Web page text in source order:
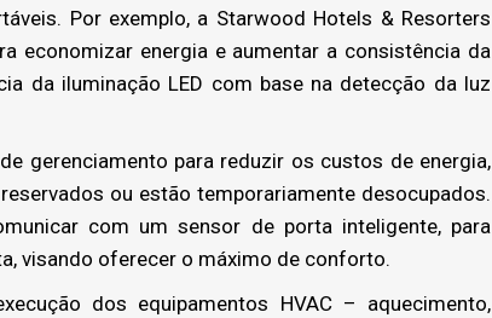
Por exemplo, a Starwood Hotels & Resorters
economizar energia e aumentar a consistência da
da iluminação LED com base na detecção da luz
gerenciamento para reduzir os custos de energia,
ou estão temporariamente desocupados.
com um sensor de porta inteligente, para
visando oferecer o máximo de conforto.
dos equipamentos HVAC – aquecimento,